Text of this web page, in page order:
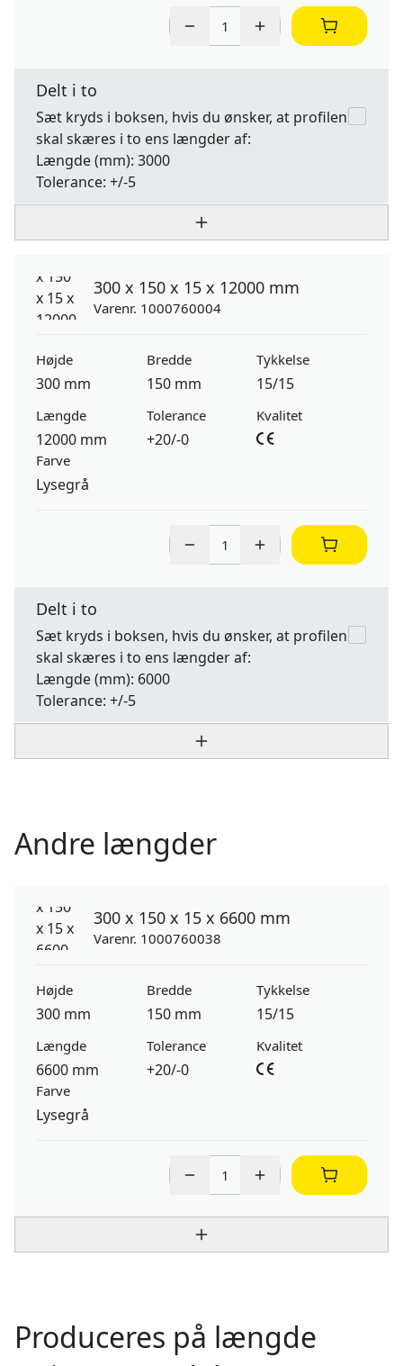
Delt i to
Sæt kryds i boksen, hvis du ønsker, at profilen
skal skæres i to ens længder af:
Længde(mm): 3000
Tolerance: +/-5
300 x 150 x 15 x 12000 mm
Varenr. 1000760004
Højde
300 mm
Bredde
150 mm
Tykkelse
15/15
Længde
12000 mm
Tolerance
+20/-0
Kvalitet
Farve
Lysegrå
Delt i to
Sæt kryds i boksen, hvis du ønsker, at profilen
skal skæres i to ens længder af:
Længde(mm): 6000
Tolerance: +/-5
Andre længder
300 x 150 x 15 x 6600 mm
Varenr. 1000760038
Højde
300 mm
Bredde
150 mm
Tykkelse
15/15
Længde
6600 mm
Tolerance
+20/-0
Kvalitet
Farve
Lysegrå
Produceres på længde